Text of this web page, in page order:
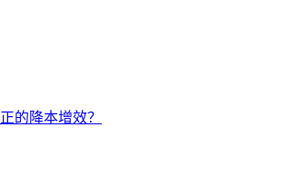
的降本增效？